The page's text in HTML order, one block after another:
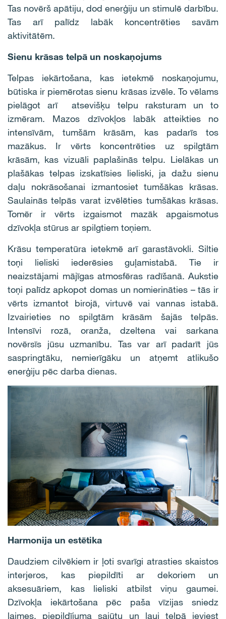
Tas novērš apātiju, dod enerģiju un stimulē darbību.
Tas arī palīdz labāk koncentrēties savām
aktivitātēm.
Sienu krāsas telpā un noskaņojums
Telpas iekārtošana, kas ietekmē noskaņojumu,
būtiska ir piemērotas sienu krāsas izvēle. To vēlams
pielāgot arī atsevišķu telpu raksturam un to
izmēram. Mazos dzīvokļos labāk atteikties no
intensīvām, tumšām krāsām, kas padarīs tos
mazākus. Ir vērts koncentrēties uz spilgtām
krāsām, kas vizuāli paplašinās telpu. Lielākas un
plašākas telpas izskatīsies lieliski, ja dažu sienu
daļu nokrāsošanai izmantosiet tumšākas krāsas.
Saulainās telpās varat izvēlēties tumšākas krāsas.
Tomēr ir vērts izgaismot mazāk apgaismotus
dzīvokļa stūrus ar spilgtiem toņiem.
Krāsu temperatūra ietekmē arī garastāvokli. Siltie
toņi lieliski iederēsies guļamistabā. Tie ir
neaizstājami mājīgas atmosfēras radīšanā. Aukstie
toņi palīdz apkopot domas un nomierināties – tās ir
vērts izmantot birojā, virtuvē vai vannas istabā.
Izvairieties no spilgtām krāsām šajās telpās.
Intensīvi rozā, oranža, dzeltena vai sarkana
novērsīs jūsu uzmanību. Tas var arī padarīt jūs
saspringtāku, nemierīgāku un atņemt atlikušo
enerģiju pēc darba dienas.
Harmonija un estētika
Daudziem cilvēkiem ir ļoti svarīgi atrasties skaistos
interjeros, kas piepildīti ar dekoriem un
aksesuāriem, kas lieliski atbilst viņu gaumei.
Dzīvokļa iekārtošana pēc paša vīzijas sniedz
laimes, piepildījuma sajūtu un ļauj telpā ieviest